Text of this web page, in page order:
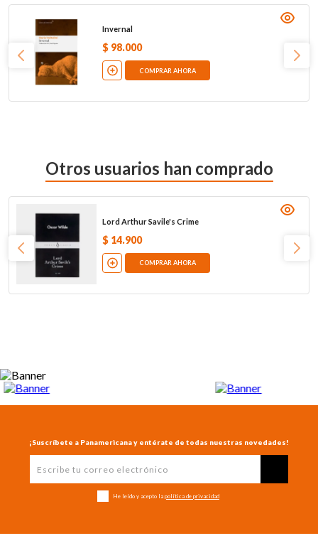
Invernal
$ 98.000
COMPRAR AHORA
Otros usuarios han comprado
Lord Arthur Savile's Crime
$ 14.900
COMPRAR AHORA
¡Suscríbete a Panamericana y entérate de todas nuestras novedades!
He leído y acepto la política de privacidad